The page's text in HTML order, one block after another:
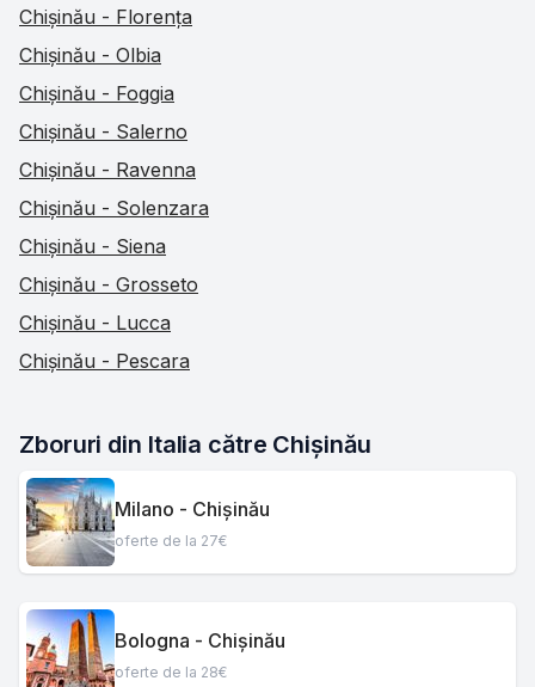
Chișinău - Florența
Chișinău - Olbia
Chișinău - Foggia
Chișinău - Salerno
Chișinău - Ravenna
Chișinău - Solenzara
Chișinău - Siena
Chișinău - Grosseto
Chișinău - Lucca
Chișinău - Pescara
Zboruri din Italia către Chișinău
Milano - Chișinău
oferte de la 27€
Bologna - Chișinău
oferte de la 28€